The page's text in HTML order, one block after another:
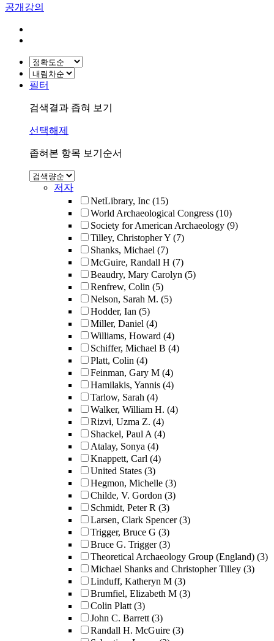
공개강의
필터
검색결과 좁혀 보기
선택해제
좁혀본 항목 보기순서
저자
NetLibrary, Inc (15)
World Archaeological Congress (10)
Society for American Archaeology (9)
Tilley, Christopher Y (7)
Shanks, Michael (7)
McGuire, Randall H (7)
Beaudry, Mary Carolyn (5)
Renfrew, Colin (5)
Nelson, Sarah M. (5)
Hodder, Ian (5)
Miller, Daniel (4)
Williams, Howard (4)
Schiffer, Michael B (4)
Platt, Colin (4)
Feinman, Gary M (4)
Hamilakis, Yannis (4)
Tarlow, Sarah (4)
Walker, William H. (4)
Rizvi, Uzma Z. (4)
Shackel, Paul A (4)
Atalay, Sonya (4)
Knappett, Carl (4)
United States (3)
Hegmon, Michelle (3)
Childe, V. Gordon (3)
Schmidt, Peter R (3)
Larsen, Clark Spencer (3)
Trigger, Bruce G (3)
Bruce G. Trigger (3)
Theoretical Archaeology Group (England) (3)
Michael Shanks and Christopher Tilley (3)
Linduff, Katheryn M (3)
Brumfiel, Elizabeth M (3)
Colin Platt (3)
John C. Barrett (3)
Randall H. McGuire (3)